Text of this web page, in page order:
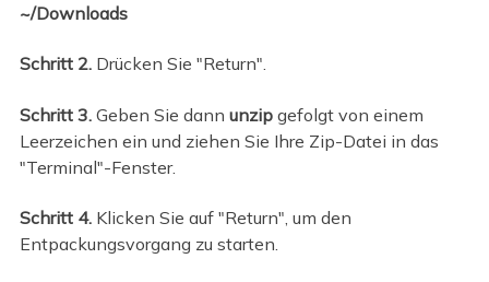
~/Downloads
Schritt 2. Drücken Sie "Return".
Schritt 3.Geben Sie dann unzipgefolgt von einem
Leerzeichen ein und ziehen Sie Ihre Zip-Datei in das
"Terminal"-Fenster.
Schritt 4.Klicken Sie auf "Return", um den
Entpackungsvorgang zu starten.